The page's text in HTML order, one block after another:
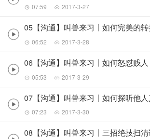
07:59 2017-3-27
06:52 2017-3-28
06【沟通】叫兽来习丨如何怒怼贱人
05:53 2017-3-29
07:23 2017-3-30
08【沟通】叫兽来习丨三招绝技扫